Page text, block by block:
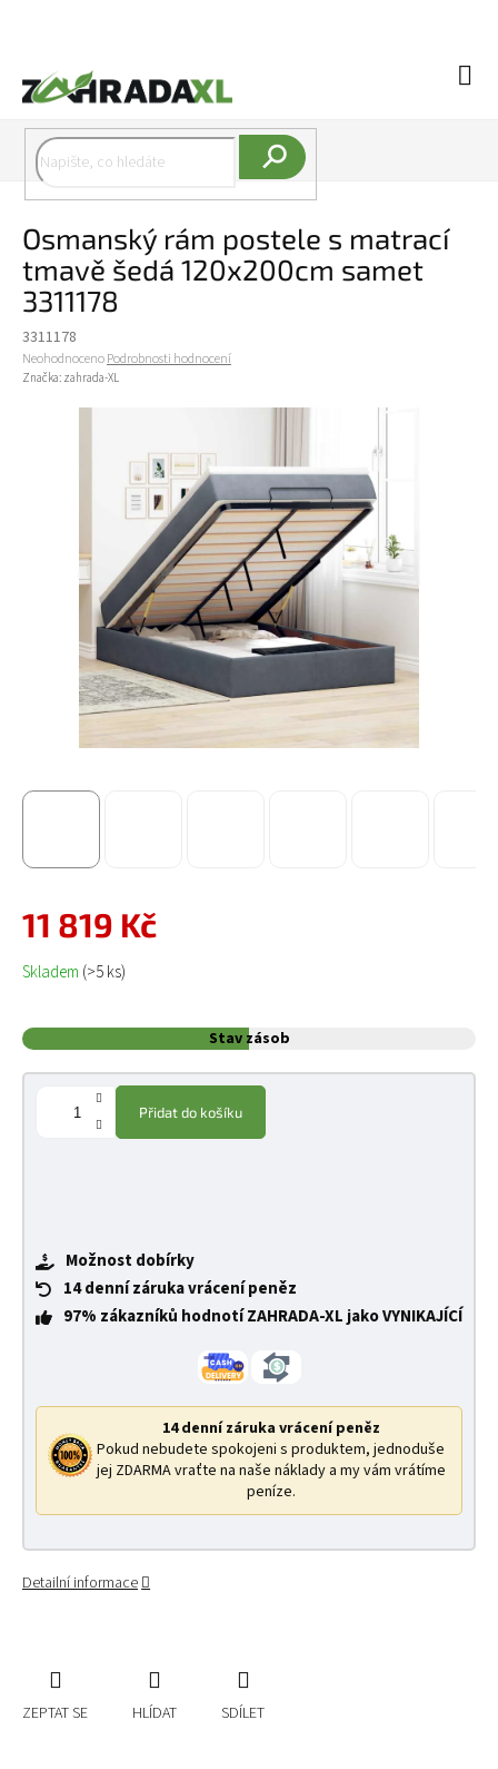
Osmanský rám postele s matrací
tmavě šedá 120x200cm samet
3311178
3311178
Průměrné hodnocení produktu je 0,0 z 5 hvězdiček.
NeohodnocenoPodrobnosti hodnocení
Značka: zahrada-XL
11 819 Kč
Měrná cena:
Skladem (>5 ks)
Stav zásob
Přidat do košíku
Možnost dobírky
14 denní záruka vrácení peněz
97% zákazníků hodnotí ZAHRADA-XL jako VYNIKAJÍCÍ
14 denní záruka vrácení peněz
Pokud nebudete spokojeni s produktem, jednoduše
jej ZDARMA vraťte na naše náklady a my vám vrátíme
peníze.
Detailní informace
ZEPTAT SE HLÍDAT SDÍLET